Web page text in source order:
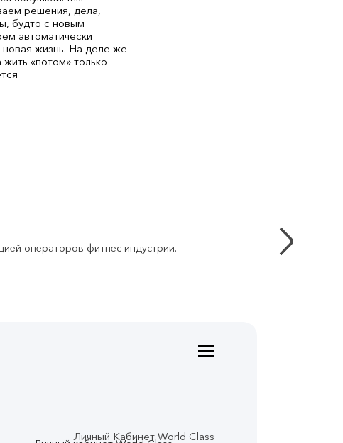
решения, дела,
будто с новым
автоматически
новая жизнь. На деле же
жить «потом» только
операторов фитнес-индустрии.
Личный Кабинет World Class